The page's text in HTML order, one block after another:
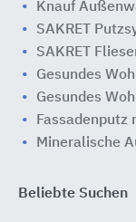
Knauf
SAKRET
SAKRET
Gesundes
Gesundes
Fassadenputz
Mineralische
Beliebte Suchen